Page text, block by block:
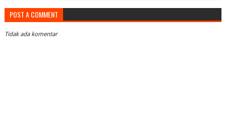
POST A COMMENT
Tidak ada komentar